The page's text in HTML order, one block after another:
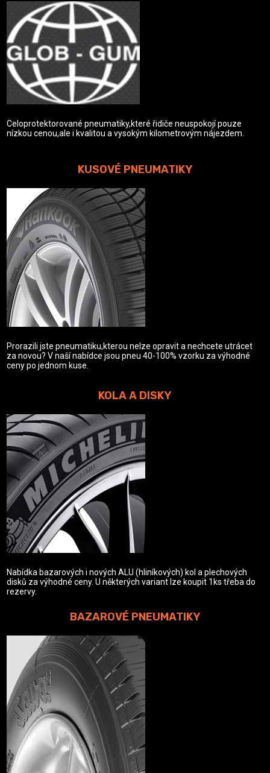
Celoprotektorované pneumatiky,které řidiče neuspokojí pouze
nízkou cenou,ale i kvalitou a vysokým kilometrovým nájezdem.
KUSOVÉ PNEUMATIKY
Prorazili jste pneumatiku,kterou nelze opravit a nechcete utrácet
za novou? V naší nabídce jsou pneu 40-100% vzorku za výhodné
ceny po jednom kuse.
KOLA A DISKY
Nabídka bazarových i nových ALU (hliníkových) kol a plechových
disků za výhodné ceny. U některých variant lze koupit 1ks třeba do
rezervy.
BAZAROVÉ PNEUMATIKY